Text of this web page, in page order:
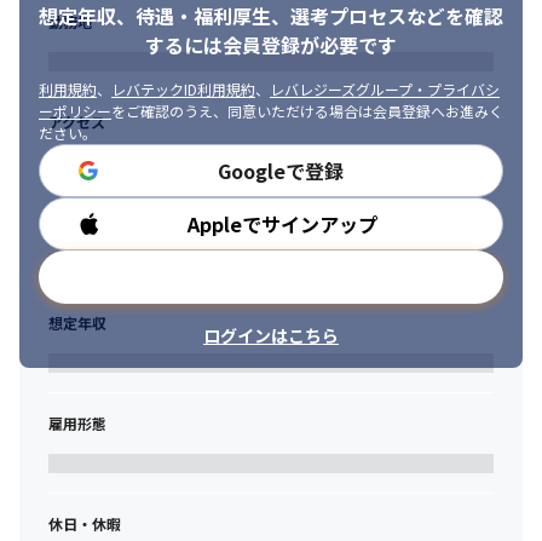
想定年収、待遇・福利厚生、 選考プロセスなどを確認
するには会員登録が必要です
利用規約、 レバテックID利用規約、
レバレジーズグループ・プライバシ
ーポリシーをご確認のうえ、同意いただける場合は会員登録へお進みく
ださい。
Googleで登録
Appleでサインアップ
ログインはこちら
勤務地
アクセス
勤務時間
想定年収
雇用形態
休日・休暇